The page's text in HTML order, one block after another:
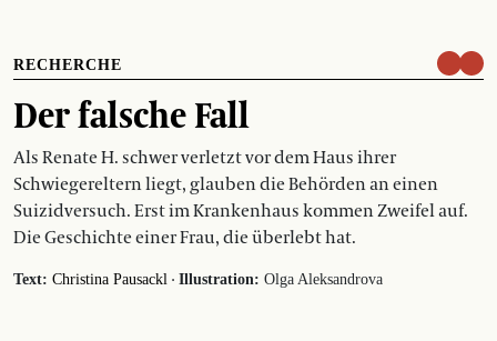
RECHERCHE
Der falsche Fall
Als Renate H. schwer verletzt vor dem Haus ihrer
Schwiegereltern liegt, glauben die Behörden an einen
Suizidversuch. Erst im Krankenhaus kommen Zweifel auf.
Die Geschichte einer Frau, die überlebt hat.
Text: Christina Pausackl · Illustration: Olga Aleksandrova